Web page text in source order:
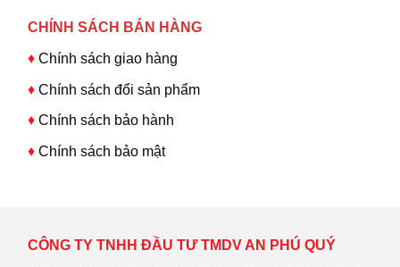
CHÍNH SÁCH BÁN HÀNG
♦ Chính sách giao hàng
♦ Chính sách đổi sản phẩm
♦ Chính sách bảo hành
♦ Chính sách bảo mật
CÔNG TY TNHH ĐẦU TƯ TMDV AN PHÚ QUÝ